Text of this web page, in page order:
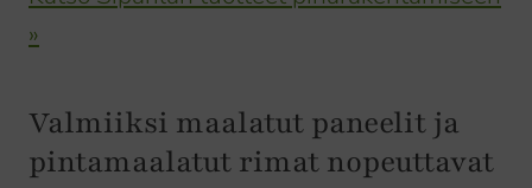
»
Valmiiksi maalatut paneelit ja
pintamaalatut rimat nopeuttavat